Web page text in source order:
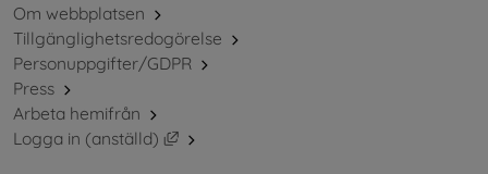
Om webbplatsen
Tillgänglighetsredogörelse
Personuppgifter/GDPR
Press
Arbeta hemifrån
Logga in (anställd)
Länk till annan webbplats, öppnas i nytt